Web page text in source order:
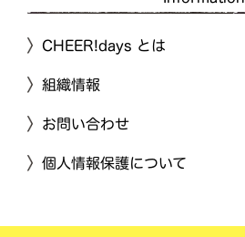
CHEER!days とは
組織情報
お問い合わせ
個人情報保護について